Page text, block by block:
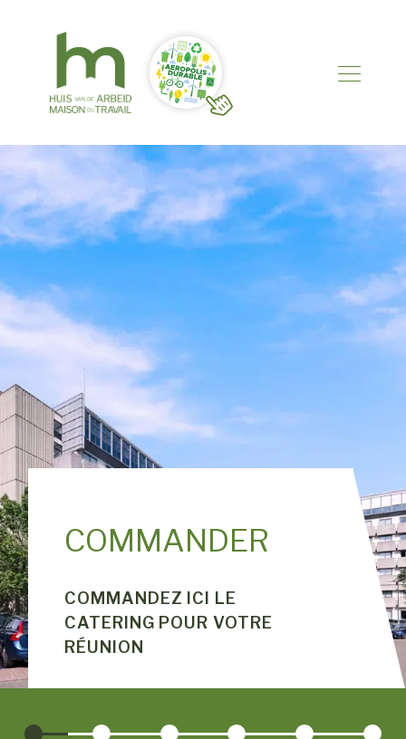
COMMANDER
COMMANDEZ ICI LE
CATERING POUR VOTRE
RÉUNION